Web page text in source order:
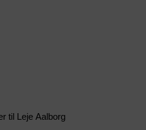
til Leje Aalborg